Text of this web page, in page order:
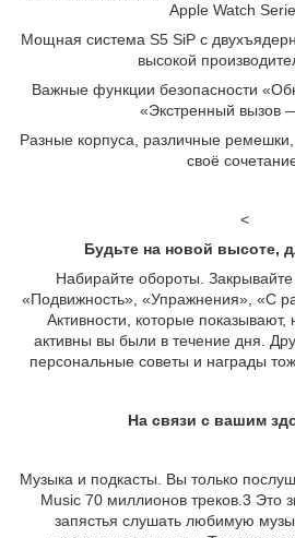
Apple Watch
Мощная система S5 SiP с
высокой
Важные функции безопасности
«Экстренный вызов
Разные корпуса, различные
своё
<
Будьте на новой высоте,
Набирайте обороты. Закрывайте
«Подвижность», «Упражнения», «С
Активности, которые показывают,
активны вы были в течение дня.
персональные советы и награды
На связи с вашим
Музыка и подкасты. Вы только
Music 70 миллионов треков.3 Это
запястья слушать любимую